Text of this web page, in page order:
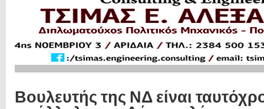
Βουλευτής της ΝΔ είναι